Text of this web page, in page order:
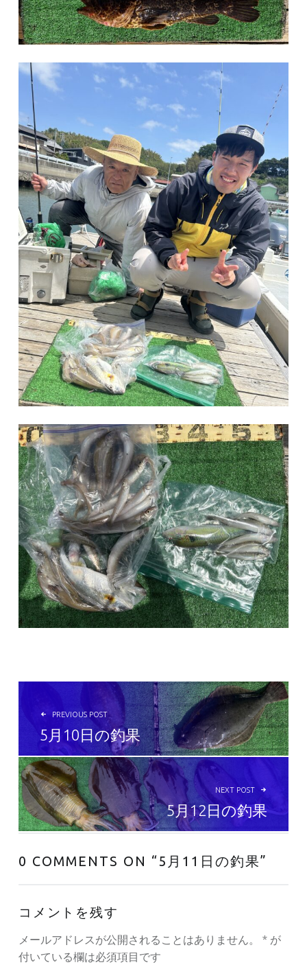
投稿ナビゲーション
PREVIOUS POST
5月10日の釣果
NEXT POST
5月12日の釣果
0 COMMENTS ON “5月11日の釣果”
コメントを残す
メールアドレスが公開されることはありません。 *が
付いている欄は必須項目です